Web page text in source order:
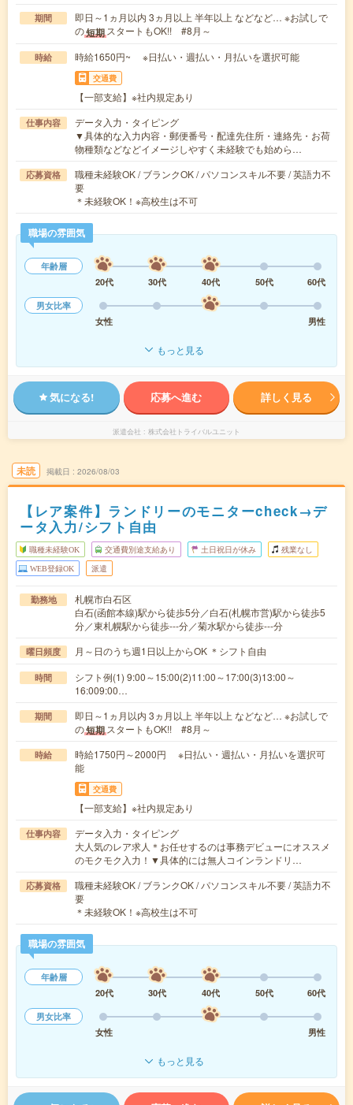
期間
即日～1ヵ月以内 3ヵ月以上 半年以上 などなど… ※お試しで
の短期スタートもOK!! #8月～
時給 時給1650円~ ※日払い・週払い・月払いを選択可能
交通費
【一部支給】※社内規定あり
仕事内容
データ入力・タイピング
▼具体的な入力内容・郵便番号・配達先住所・連絡先・お荷
物種類などなどイメージしやすく未経験でも始めら…
応募資格
職種未経験OK / ブランクOK / パソコンスキル不要 / 英語力不
要
＊未経験OK！※高校生は不可
職場の雰囲気
年齢層
20代
30代 40代 50代
60代
男女比率
女性
男性
もっと見る
気になる! 応募へ進む 詳しく見る
派遣会社 株式会社トライバルユニット
未読 掲載日 2026/08/03
【レア案件】ランドリーのモニターcheck→デ
ータ入力/シフト自由
職種未経験OK 交通費別途支給あり 土日祝日が休み 残業なし
WEB登録OK 派遣
勤務地
札幌市白石区
白石(函館本線)駅から徒歩5分／白石(札幌市営)駅から徒歩5
分／東札幌駅から徒歩---分／菊水駅から徒歩---分
曜日頻度 月～日のうち週1日以上からOK ＊シフト自由
時間
シフト例(1) 9:00～15:00(2)11:00～17:00(3)13:00～
16:009:00…
期間
即日～1ヵ月以内 3ヵ月以上 半年以上 などなど… ※お試しで
の短期 スタートもOK!! #8月～
時給
時給1750円～2000円 ※日払い・週払い・月払いを選択可
能
交通費
【一部支給】※社内規定あり
仕事内容
データ入力・タイピング
大人気のレア求人＊お任せするのは事務デビューにオススメ
のモクモク入力！▼具体的には無人コインランドリ…
応募資格
職種未経験OK / ブランクOK / パソコンスキル不要 / 英語力不
要
＊未経験OK！※高校生は不可
職場の雰囲気
年齢層
20代
30代 40代 50代
60代
男女比率
女性
男性
もっと見る